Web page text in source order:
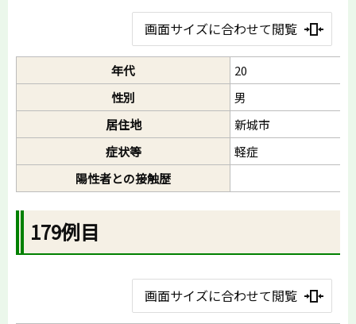
画面サイズに合わせて閲覧
年代
20
性別
男
居住地
新城市
症状等
軽症
陽性者との接触歴
179例目
画面サイズに合わせて閲覧